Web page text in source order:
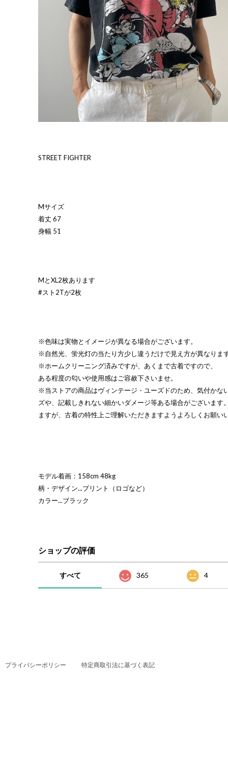
STREET FIGHTER
Mサイズ
着丈 67
身幅 51
MとXL2枚あります
#スト2Tが2枚
※色味は実物とイメージが異なる場合がございます。
※自然光、蛍光灯の当たり方少し違うだけで見え方が異なりま
※ホームクリーニング済みですが、あくまで古着ですので、
ある程度の匂いや使用感はご容赦下さいませ。
※当ストアの商品はヴィンテージ・ユーズドのため、気付かな
ズや、記載しきれない細かいダメージ等ある場合がございます
ますが、古着の特性上ご理解いただきますようよろしくお願い
モデル着画：158cm 48kg
柄・デザイン...プリント（ロゴなど）
カラー...ブラック
ショップの評価
すべて 365 4
プライバシーポリシー 特定商取引法に基づく表記